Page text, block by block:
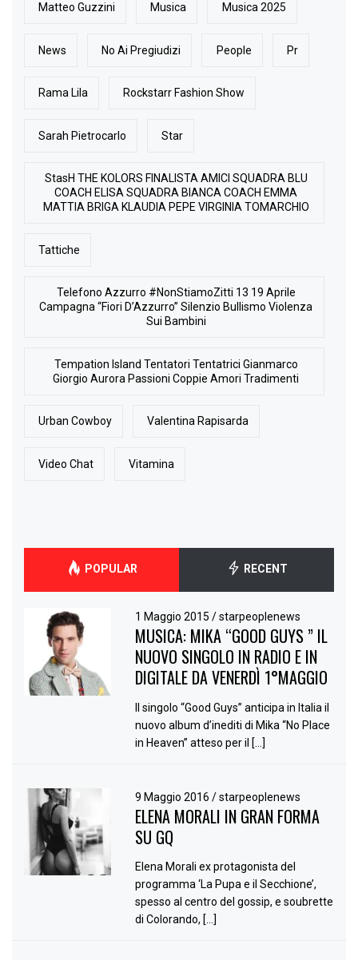
Matteo Guzzini Musica Musica 2025
News No Ai Pregiudizi People Pr
Rama Lila Rockstarr Fashion Show
Sarah Pietrocarlo Star
StasH THE KOLORS FINALISTA AMICI SQUADRA BLU
COACH ELISA SQUADRA BIANCA COACH EMMA
MATTIA BRIGA KLAUDIA PEPE VIRGINIA TOMARCHIO
Tattiche
Telefono Azzurro #NonStiamoZitti 13 19 Aprile
Campagna “Fiori D’Azzurro” Silenzio Bullismo Violenza
Sui Bambini
Tempation Island Tentatori Tentatrici Gianmarco
Giorgio Aurora Passioni Coppie Amori Tradimenti
Urban Cowboy Valentina Rapisarda
Video Chat Vitamina
POPULAR RECENT
1 Maggio 2015/ starpeoplenews
MUSICA: MIKA “GOOD GUYS ” IL
NUOVO SINGOLO IN RADIO E IN
DIGITALE DA VENERDÌ 1°MAGGIO
Il singolo “Good Guys” anticipa in Italia il
nuovo album d’inediti di Mika “No Place
in Heaven” atteso per il […]
9 Maggio 2016/ starpeoplenews
ELENA MORALI IN GRAN FORMA
SU GQ
Elena Morali ex protagonista del
programma ‘La Pupa e il Secchione’,
spesso al centro del gossip, e soubrette
di Colorando, […]